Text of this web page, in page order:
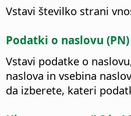
Vstavi številko strani
Podatki o naslovu (PN)
Vstavi podatke o
naslova in vsebina
da izberete, kateri